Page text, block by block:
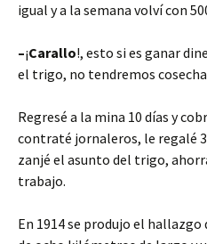
igual y a la semana volví con
–¡Carallo!, esto si es ganar
el trigo, no tendremos
Regresé a la mina 10 días y
contraté jornaleros, le regalé
zanjé el asunto del trigo,
trabajo.
En 1914 se produjo el